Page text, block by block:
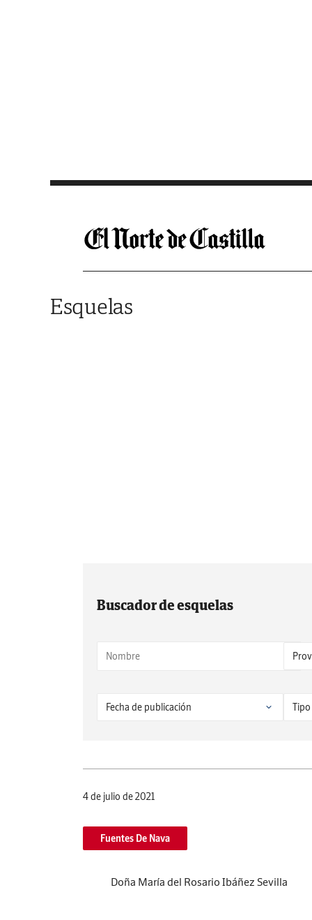
Esquelas
Buscador de esquelas
4 de julio de 2021
Fuentes De Nava
Doña María del Rosario Ibáñez Sevilla